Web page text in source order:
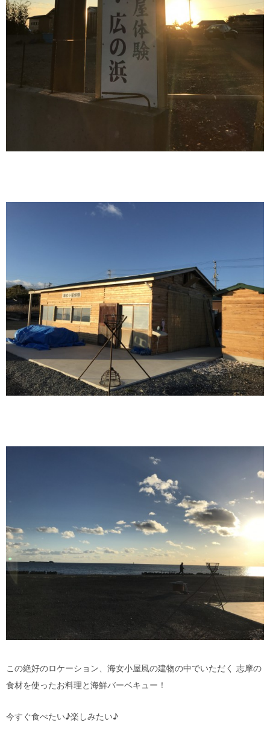
この絶好のロケーション、海女小屋風の建物の中でいただく 志摩の
食材を使ったお料理と海鮮バーベキュー！
今すぐ食べたい♪楽しみたい♪